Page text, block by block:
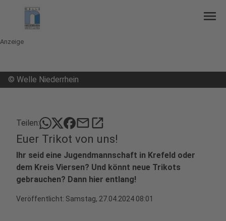
menu
Anzeige
© Welle Niederrhein
Teilen: mailopen_in_new
Euer Trikot von uns!
Ihr seid eine Jugendmannschaft in Krefeld oder
dem Kreis Viersen? Und könnt neue Trikots
gebrauchen? Dann hier entlang!
Veröffentlicht: Samstag, 27.04.2024 08:01